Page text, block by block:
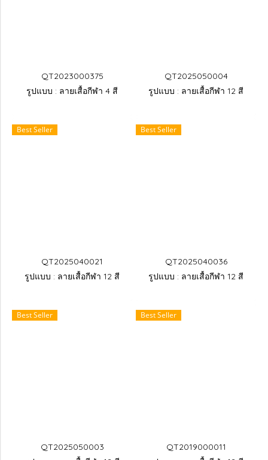
QT2023000375
รูปแบบ : ลายเสื้อกีฬา 4 สี
QT2025050004
รูปแบบ : ลายเสื้อกีฬา 12 สี
Best Seller
QT2025040021
รูปแบบ : ลายเสื้อกีฬา 12 สี
Best Seller
QT2025040036
รูปแบบ : ลายเสื้อกีฬา 12 สี
Best Seller
QT2025050003
Best Seller
QT2019000011